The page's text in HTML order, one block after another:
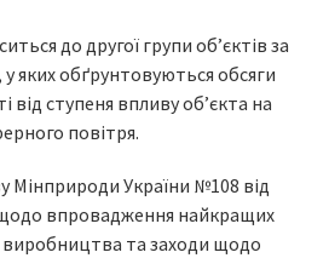
до другої групи об’єктів за
яких обґрунтовуються обсяги
від ступеня впливу об’єкта на
повітря.
Мінприроди України №108 від
впровадження найкращих
виробництва та заходи щодо